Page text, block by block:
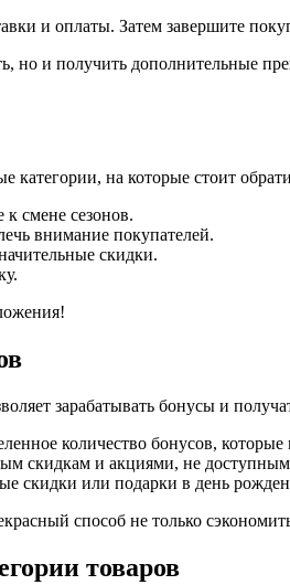
и оплаты. Затем завершите
но и получить дополнительные
на которые стоит
смене сезонов.
внимание покупателей.
скидки.
зарабатывать бонусы и
количество бонусов,
скидкам и акциями, не
скидки или подарки в день
способ не только
товаров